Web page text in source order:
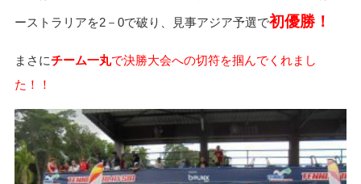
ーストラリアを2－0で破り、見事アジア予選で初優勝！
まさにチーム一丸で決勝大会への切符を掴んでくれまし
た！！